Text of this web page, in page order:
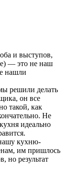
и выступов,
— это не наш
нашли
решили делать
он все
такой, как
Не
идеально
кухню-
им пришлось
но результат